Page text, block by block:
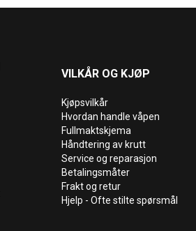
VILKÅR OG KJØP
Kjøpsvilkår
Hvordan handle våpen
Fullmaktskjema
Håndtering av krutt
Service og reparasjon
Betalingsmåter
Frakt og retur
Hjelp - Ofte stilte spørsmål